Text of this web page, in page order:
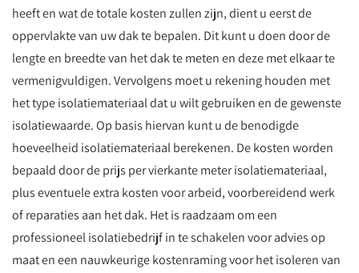
heeft en wat de totale kosten zullen zijn, dient u eerst de
oppervlakte van uw dak te bepalen. Dit kunt u doen door de
lengte en breedte van het dak te meten en deze met elkaar te
vermenigvuldigen. Vervolgens moet u rekening houden met
het type isolatiemateriaal dat u wilt gebruiken en de gewenste
isolatiewaarde. Op basis hiervan kunt u de benodigde
hoeveelheid isolatiemateriaal berekenen. De kosten worden
bepaald door de prijs per vierkante meter isolatiemateriaal,
plus eventuele extra kosten voor arbeid, voorbereidend werk
of reparaties aan het dak. Het is raadzaam om een
professioneel isolatiebedrijf in te schakelen voor advies op
maat en een nauwkeurige kostenraming voor het isoleren van